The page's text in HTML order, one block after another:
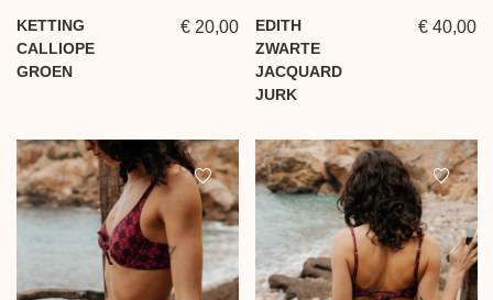
KETTING
CALLIOPE
GROEN
€ 20,00
EDITH
ZWARTE
JACQUARD
JURK
€ 40,00